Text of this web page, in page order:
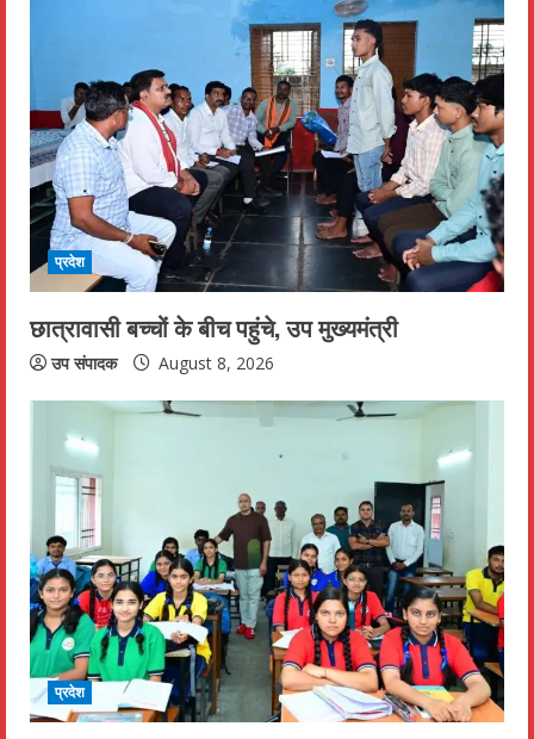
e
a
d
i
n
g
प्रदेश
छात्रावासी बच्चों के बीच पहुंचे, उप मुख्यमंत्री
उप संपादक August 8, 2026
प्रदेश